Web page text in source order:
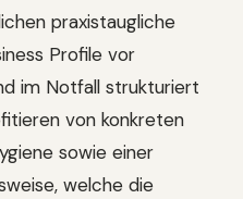
praxistaugliche
Profile vor
im Notfall strukturiert
von konkreten
sowie einer
welche die